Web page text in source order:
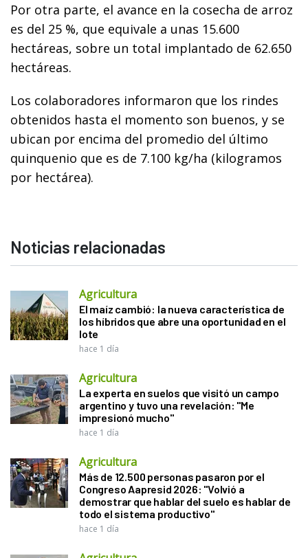
Por otra parte, el avance en la cosecha de arroz
es del 25 %, que equivale a unas 15.600
hectáreas, sobre un total implantado de 62.650
hectáreas.
Los colaboradores informaron que los rindes
obtenidos hasta el momento son buenos, y se
ubican por encima del promedio del último
quinquenio que es de 7.100 kg/ha (kilogramos
por hectárea).
Noticias relacionadas
Agricultura
El maíz cambió: la nueva característica de
los híbridos que abre una oportunidad en el
lote
hace 1 día
Agricultura
La experta en suelos que visitó un campo
argentino y tuvo una revelación: "Me
impresionó mucho"
hace 1 día
Agricultura
Más de 12.500 personas pasaron por el
Congreso Aapresid 2026: "Volvió a
demostrar que hablar del suelo es hablar de
todo el sistema productivo"
hace 1 día